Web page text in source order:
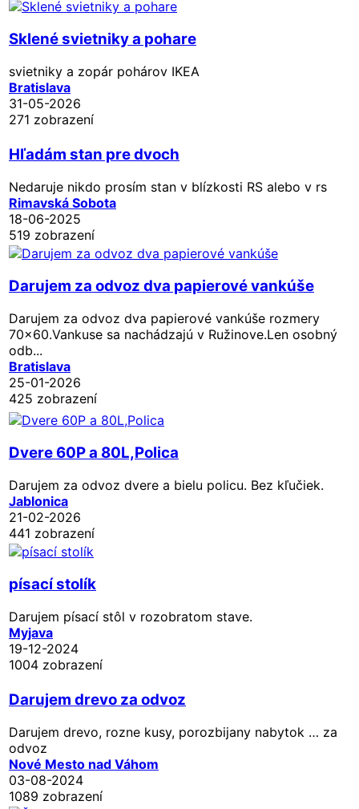
Sklené svietniky a pohare
svietniky a zopár pohárov IKEA
Bratislava
31-05-2026
271 zobrazení
Hľadám stan pre dvoch
Nedaruje nikdo prosím stan v blízkosti RS alebo v rs
Rimavská Sobota
18-06-2025
519 zobrazení
Darujem za odvoz dva papierové vankúše
Darujem za odvoz dva papierové vankúše rozmery
70x60.Vankuse sa nachádzajú v Ružinove.Len osobný
odb...
Bratislava
25-01-2026
425 zobrazení
Dvere 60P a 80L,Polica
Darujem za odvoz dvere a bielu policu. Bez kľučiek.
Jablonica
21-02-2026
441 zobrazení
písací stolík
Darujem písací stôl v rozobratom stave.
Myjava
19-12-2024
1004 zobrazení
Darujem drevo za odvoz
Darujem drevo, rozne kusy, porozbijany nabytok … za
odvoz
Nové Mesto nad Váhom
03-08-2024
1089 zobrazení